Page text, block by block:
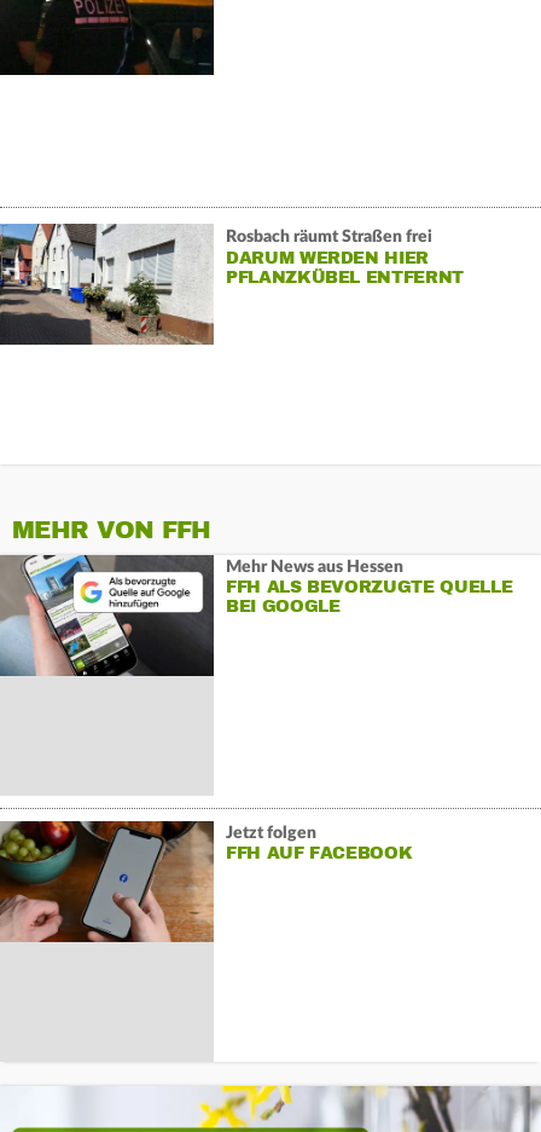
Rosbach räumt Straßen frei
DARUM WERDEN HIER
PFLANZKÜBEL ENTFERNT
MEHR VON FFH
Mehr News aus Hessen
FFH ALS BEVORZUGTE QUELLE
BEI GOOGLE
Jetzt folgen
FFH AUF FACEBOOK